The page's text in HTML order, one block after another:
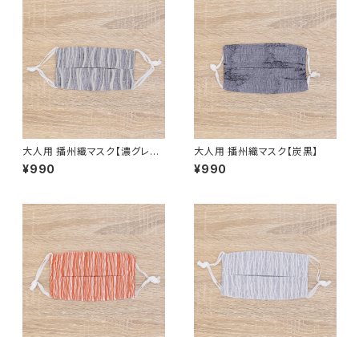
大人用 播州織マスク【濃グレ
ー】
¥990
大人用 播州織マスク【炭黒】
¥990